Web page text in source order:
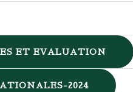
ET EVALUATION
2024